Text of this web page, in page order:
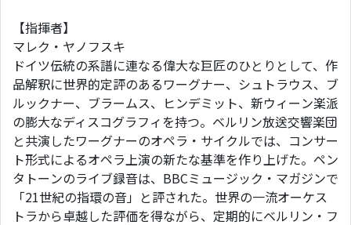
【指揮者】
マレク・ヤノフスキ
ドイツ伝統の系譜に連なる偉大な巨匠のひとりとして、作
品解釈に世界的定評のあるワーグナー、シュトラウス、ブ
ルックナー、ブラームス、ヒンデミット、新ウィーン楽派
の膨大なディスコグラフィを持つ。ベルリン放送交響楽団
と共演したワーグナーのオペラ・サイクルでは、コンサー
ト形式によるオペラ上演の新たな基準を作り上げた。ペン
タトーンのライブ録音は、BBCミュージック・マガジンで
「21世紀の指環の音」と評された。世界の一流オーケス
トラから卓越した評価を得ながら、定期的にベルリン・フ